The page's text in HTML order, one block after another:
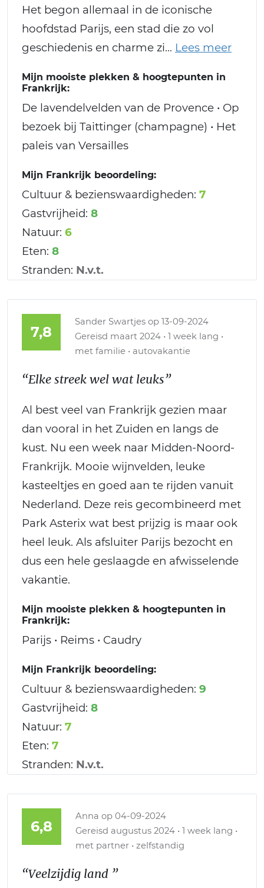
Het begon allemaal in de iconische
hoofdstad Parijs, een stad die zo vol
geschiedenis en charme zi
Mijn mooiste plekken & hoogtepunten in
Frankrijk:
De lavendelvelden van de Provence • Op
bezoek bij Taittinger (champagne) • Het
paleis van Versailles
Mijn Frankrijk beoordeling:
Cultuur & bezienswaardigheden: 7
Gastvrijheid: 8
Natuur: 6
Eten: 8
Stranden: N.v.t.
7,8
Sander Swartjes op 13-09-2024
Gereisd maart 2024 • 1 week lang •
met familie • autovakantie
“Elke streek wel wat leuks”
Al best veel van Frankrijk gezien maar
dan vooral in het Zuiden en langs de
kust. Nu een week naar Midden-Noord-
Frankrijk. Mooie wijnvelden, leuke
kasteeltjes en goed aan te rijden vanuit
Nederland. Deze reis gecombineerd met
Park Asterix wat best prijzig is maar ook
heel leuk. Als afsluiter Parijs bezocht en
dus een hele geslaagde en afwisselende
vakantie.
Mijn mooiste plekken & hoogtepunten in
Frankrijk:
Parijs • Reims • Caudry
Mijn Frankrijk beoordeling:
Cultuur & bezienswaardigheden: 9
Gastvrijheid: 8
Natuur: 7
Eten: 7
Stranden: N.v.t.
6,8
Anna op 04-09-2024
Gereisd augustus 2024 • 1 week lang •
met partner • zelfstandig
“Veelzijdig land ”